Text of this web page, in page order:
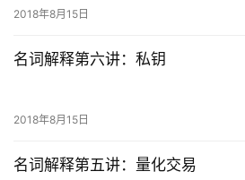
2018年8月15日
名词解释第六讲：私钥
2018年8月15日
名词解释第五讲：量化交易